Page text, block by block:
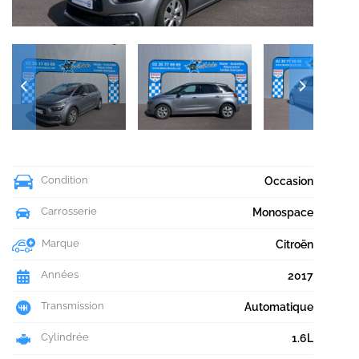
Condition Occasion
Carrosserie Monospace
Marque Citroën
Années 2017
Transmission Automatique
Cylindrée 1.6L